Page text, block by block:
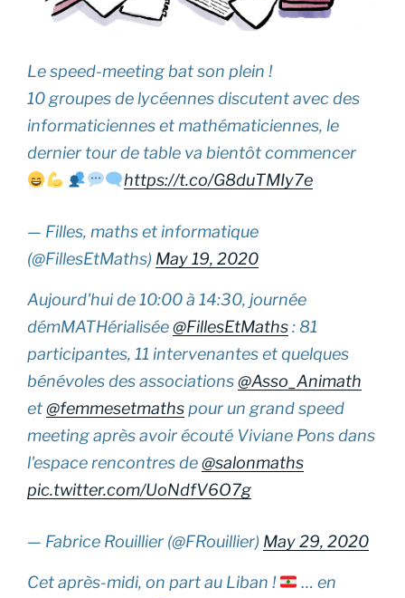
Le speed-meeting bat son plein !
10 groupes de lycéennes discutent avec des
informaticiennes et mathématiciennes, le
dernier tour de table va bientôt commencer
https://t.co/G8duTMIy7e
— Filles, maths et informatique
(@FillesEtMaths) May 19, 2020
Aujourd'hui de 10:00 à 14:30, journée
démMATHérialisée@FillesEtMaths: 81
participantes, 11 intervenantes et quelques
bénévoles des associations@Asso_Animath
et@femmesetmaths pour un grand speed
meeting après avoir écouté Viviane Pons dans
l'espace rencontres de@salonmaths
pic.twitter.com/UoNdfV6O7g
— Fabrice Rouillier (@FRouillier) May 29, 2020
Cet après-midi, on part au Liban !
… en